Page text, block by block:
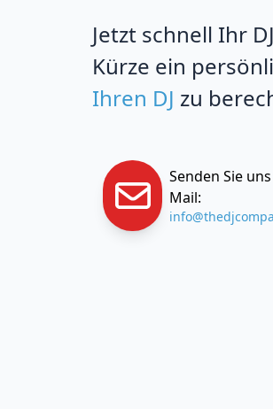
Jetzt schnell Ihr
Kürze ein
Ihren DJ zu
Senden Sie
Mail: